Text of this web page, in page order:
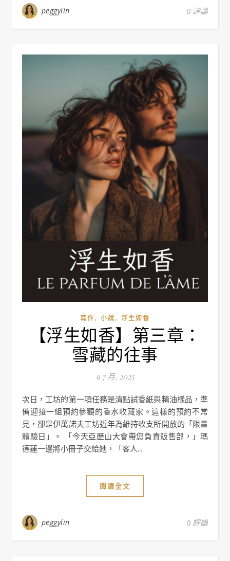
peggylin 0 評論
寫作, 小說, 浮生如香
【浮生如香】第三章：
雪藏的往事
9 7 月, 2025
次日，工坊的第一項任務是清點試香紙與精油樣品，準
備迎接一組預約參觀的香水收藏家。這樣的預約不常
見，卻是伊萬諾夫工坊近年為維持收支所開放的「限量
體驗日」。 「今天亞歷山大會帶您負責販售部，」瑪
德蓮一邊將小冊子交給她，「客人...
閱讀全文
peggylin 0 評論